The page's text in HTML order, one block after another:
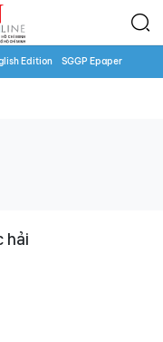
Edition SGGP Epaper
hải